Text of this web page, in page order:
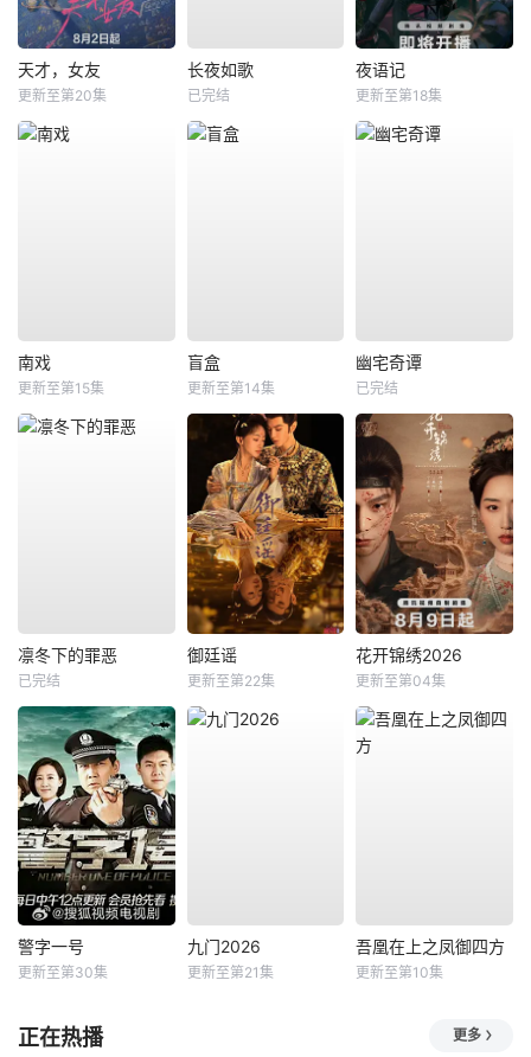
天才，女友
更新至第20集
长夜如歌
已完结
夜语记
更新至第18集
南戏
更新至第15集
盲盒
更新至第14集
幽宅奇谭
已完结
凛冬下的罪恶
已完结
御廷谣
更新至第22集
花开锦绣2026
更新至第04集
警字一号
更新至第30集
九门2026
更新至第21集
吾凰在上之凤御四方
更新至第10集
正在热播 更多